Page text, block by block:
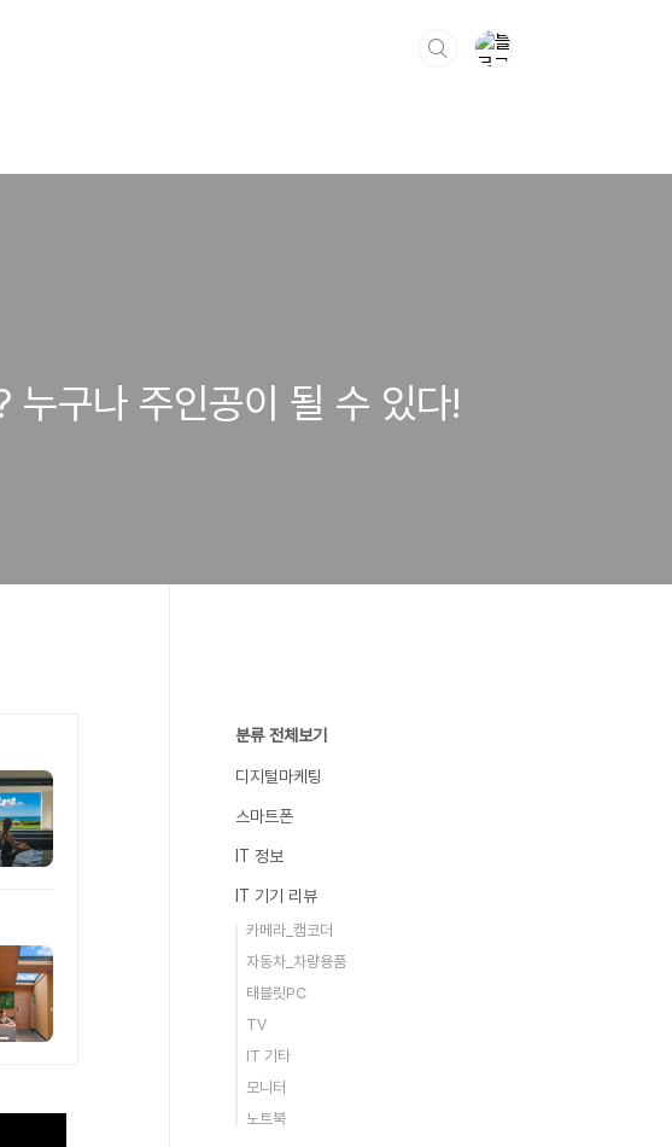
누구나 주인공이 될 수 있다!
분류 전체보기
디지털마케팅
스마트폰
IT 정보
IT 기기 리뷰
카메라_캠코더
자동차_차량용품
태블릿PC
TV
IT 기타
모니터
노트북